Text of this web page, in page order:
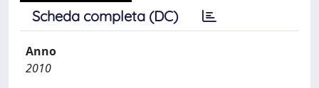
Scheda completa (DC)
Anno
2010